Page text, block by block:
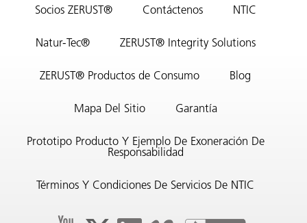
Socios ZERUST® Contáctenos NTIC
Natur-Tec® ZERUST® Integrity Solutions
ZERUST® Productos de Consumo Blog
Mapa Del Sitio Garantía
Prototipo Producto Y Ejemplo De Exoneración De
Responsabilidad
Términos Y Condiciones De Servicios De NTIC